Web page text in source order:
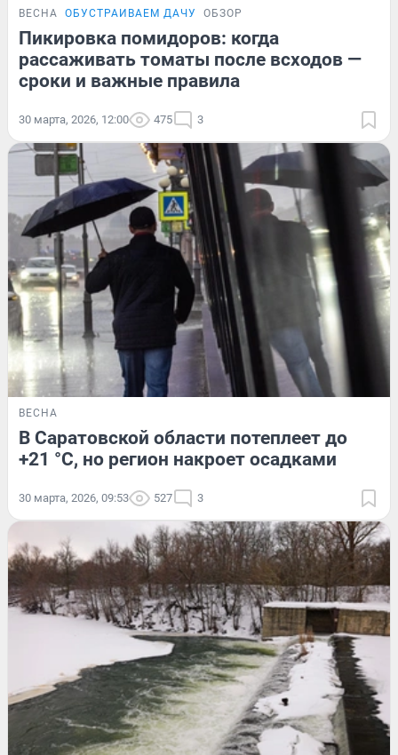
ВЕСНА ОБУСТРАИВАЕМ ДАЧУ ОБЗОР
Пикировка помидоров: когда
рассаживать томаты после всходов —
сроки и важные правила
30 марта, 2026, 12:00 475 3
ВЕСНА
В Саратовской области потеплеет до
+21 °С, но регион накроет осадками
30 марта, 2026, 09:53 527 3